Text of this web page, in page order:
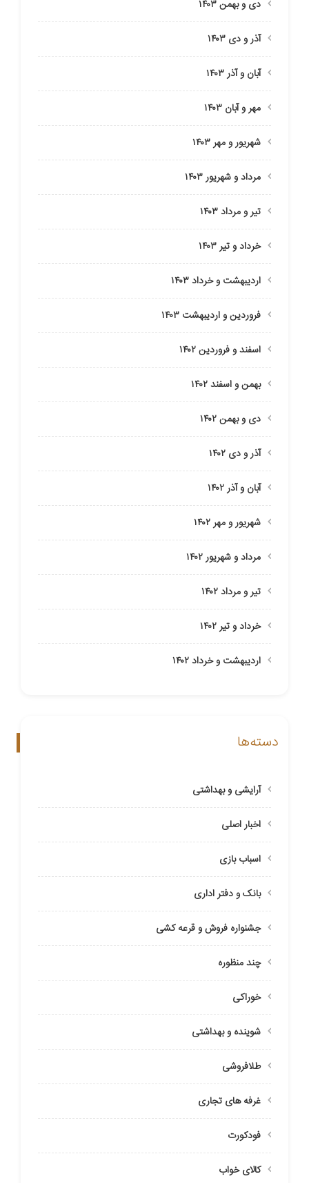
دی و بهمن ۱۴۰۳
آذر و دی ۱۴۰۳
آبان و آذر ۱۴۰۳
مهر و آبان ۱۴۰۳
شهریور و مهر ۱۴۰۳
مرداد و شهریور ۱۴۰۳
تیر و مرداد ۱۴۰۳
خرداد و تیر ۱۴۰۳
اردیبهشت و خرداد ۱۴۰۳
فروردین و اردیبهشت ۱۴۰۳
اسفند و فروردین ۱۴۰۲
بهمن و اسفند ۱۴۰۲
دی و بهمن ۱۴۰۲
آذر و دی ۱۴۰۲
آبان و آذر ۱۴۰۲
شهریور و مهر ۱۴۰۲
مرداد و شهریور ۱۴۰۲
تیر و مرداد ۱۴۰۲
خرداد و تیر ۱۴۰۲
اردیبهشت و خرداد ۱۴۰۲
دسته‌ها
آرایشی و بهداشتی
اخبار اصلی
اسباب بازی
بانک و دفتر اداری
جشنواره فروش و قرعه کشی
چند منظوره
خوراکی
شوینده و بهداشتی
طلافروشی
غرفه های تجاری
فودکورت
کالای خواب